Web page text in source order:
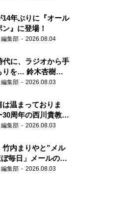
14年ぶりに『オール
』に登場！
編集部 2026.08.04
代に、ラジオから手
りを… 鈴木杏樹の
く！
編集部 2026.08.03
は温まっておりま
周年の西川貴教が
ニッポン』に登
編集部 2026.08.03
竹内まりやと”メル
毎日」メールのや
編集部 2026.08.03